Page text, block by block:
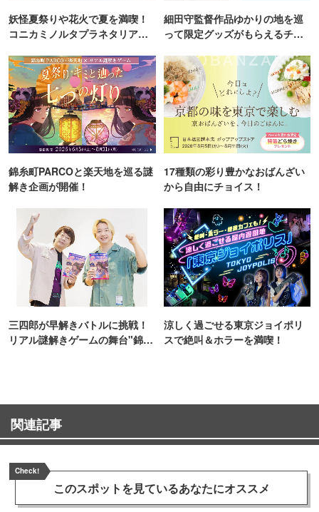
妖怪夏祭りや花火で夏を満喫！
コニカミノルタプラネタリア
細田守監督作品ゆかりの地を巡
って限定グッズがもらえるチャ
錦糸町PARCOと楽天地を巡る謎
解き企画が開催！
17種類の彩り豊かなおばんざい
から自由にチョイス！
三四郎が早解きバトルに挑戦！
リアル謎解きゲームの舞台"錦糸
涼しく過ごせる東京ジョイポリ
スで絶叫＆ホラーを満喫！
関連記事
Check!
このスポットを見ているあなたにオススメ